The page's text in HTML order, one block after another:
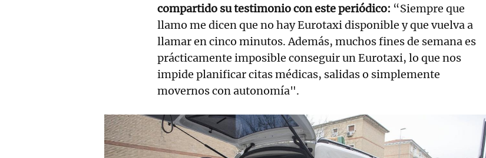
compartido su testimonio con este periódico: “Siempre que
llamo me dicen que no hay Eurotaxi disponible y que vuelva a
llamar en cinco minutos. Además, muchos fines de semana es
prácticamente imposible conseguir un Eurotaxi, lo que nos
impide planificar citas médicas, salidas o simplemente
movernos con autonomía".